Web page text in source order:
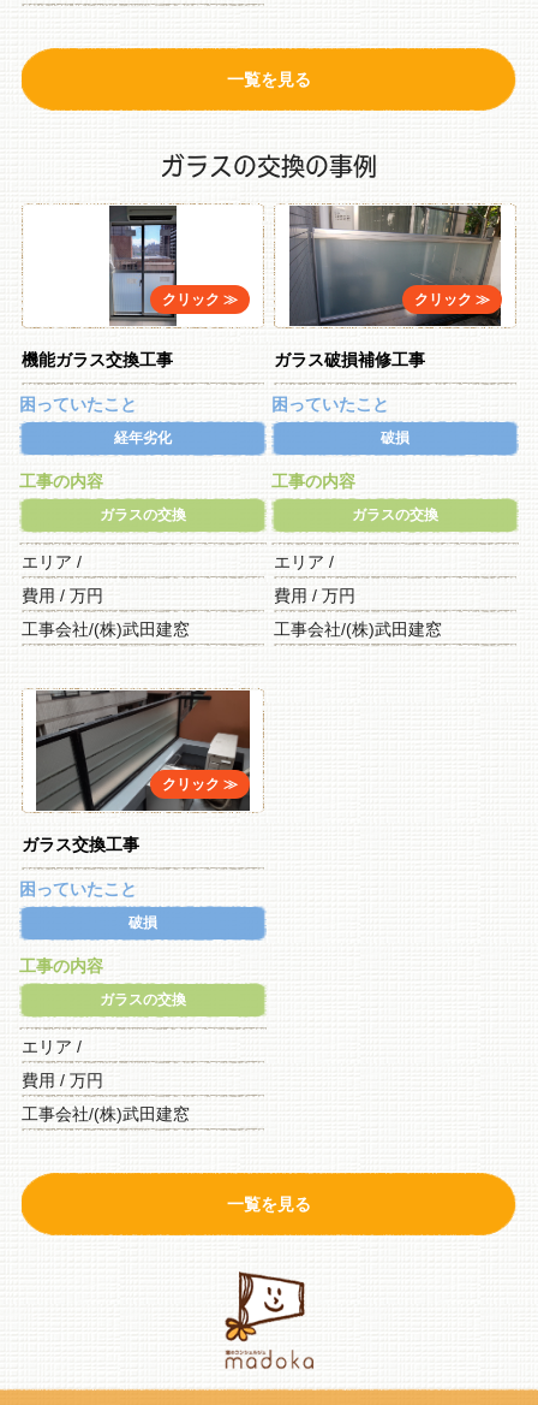
一覧を見る
ガラスの交換の事例
機能ガラス交換工事
困っていたこと
経年劣化
工事の内容
ガラスの交換
エリア /
費用 / 万円
工事会社/(株)武田建窓
ガラス破損補修工事
困っていたこと
破損
工事の内容
ガラスの交換
エリア /
費用 / 万円
工事会社/(株)武田建窓
ガラス交換工事
困っていたこと
破損
工事の内容
ガラスの交換
エリア /
費用 / 万円
工事会社/(株)武田建窓
一覧を見る